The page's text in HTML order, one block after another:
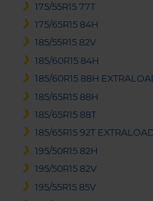
175/55R15 77T
175/65R15 84H
185/55R15 82V
185/60R15 84H
185/60R15 88H
185/65R15 88H
185/65R15 88T
185/65R15 92T
195/50R15 82H
195/50R15 82V
195/55R15 85V